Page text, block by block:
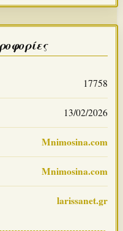
17758
13/02/2026
Mnimosina.com
Mnimosina.com
larissanet.gr